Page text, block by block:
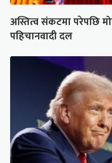
अस्तित्व संकटमा परेपछि
पहिचानवादी दल